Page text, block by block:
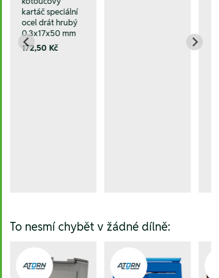
kartáč speciální
ocel drát hrubý
0.3x17x50 mm
172,50 Kč
To nesmí chybět v žádné dílně: